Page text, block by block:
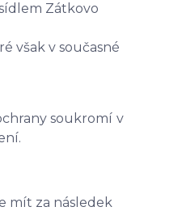
Zátkovo
však v současné
soukromí v
mít za následek